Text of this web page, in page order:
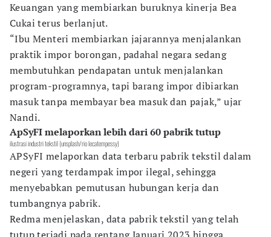
Keuangan yang membiarkan buruknya kinerja Bea
Cukai terus berlanjut.
“Ibu Menteri membiarkan jajarannya menjalankan
praktik impor borongan, padahal negara sedang
membutuhkan pendapatan untuk menjalankan
program-programnya, tapi barang impor dibiarkan
masuk tanpa membayar bea masuk dan pajak,” ujar
Nandi.
ApSyFI melaporkan lebih dari 60 pabrik tutup
ilustrasi industri tekstil (unsplash/rio lecatempessy)
APSyFI melaporkan data terbaru pabrik tekstil dalam
negeri yang terdampak impor ilegal, sehingga
menyebabkan pemutusan hubungan kerja dan
tumbangnya pabrik.
Redma menjelaskan, data pabrik tekstil yang telah